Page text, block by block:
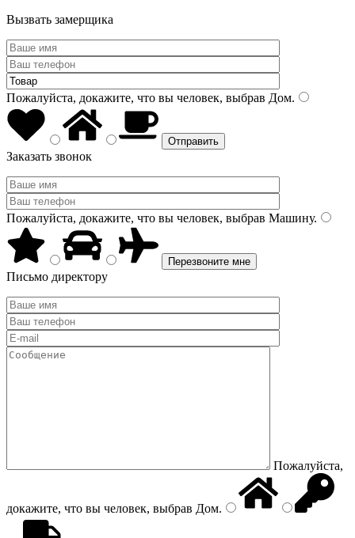
Вызвать замерщика
Пожалуйста, докажите, что вы человек, выбрав Дом.
Заказать звонок
Пожалуйста, докажите, что вы человек, выбрав Машину.
Письмо директору
Пожалуйста,
докажите, что вы человек, выбрав Дом.